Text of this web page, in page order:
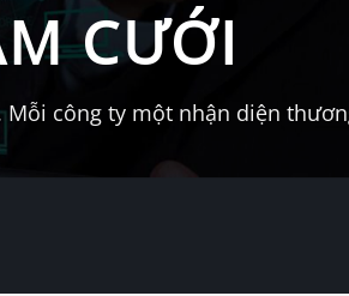
CƯỚI
công ty một nhận diện